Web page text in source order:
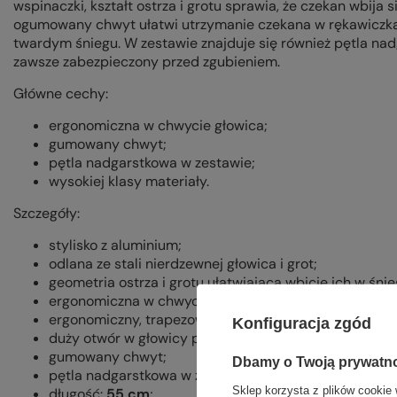
wspinaczki, kształt ostrza i grotu sprawia, że czekan wbija
ogumowany chwyt ułatwi utrzymanie czekana w
twardym śniegu. W zestawie znajduje się również pętla
zawsze zabezpieczony przed zgubieniem.
Główne cechy:
ergonomiczna w chwycie głowica;
gumowany chwyt;
pętla nadgarstkowa w zestawie;
wysokiej klasy materiały.
Szczegóły:
stylisko z aluminium;
odlana ze stali nierdzewnej głowica i grot;
geometria ostrza i grotu ułatwiająca wbicie ich w
ergonomiczna w chwycie głowica;
ergonomiczny, trapezowy przekrój styliska;
duży otwór w głowicy pozwalający na wpięcie
gumowany chwyt;
pętla nadgarstkowa w zestawie;
Konfiguracja zgód
Dbamy o Twoją
Sklep korzysta z plików cookie